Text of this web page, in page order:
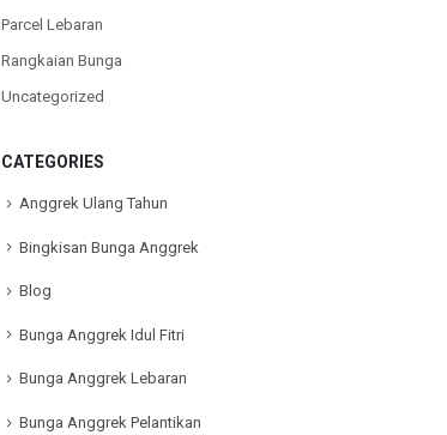
Parcel Lebaran
Rangkaian Bunga
Uncategorized
CATEGORIES
Anggrek Ulang Tahun
Bingkisan Bunga Anggrek
Blog
Bunga Anggrek Idul Fitri
Bunga Anggrek Lebaran
Bunga Anggrek Pelantikan